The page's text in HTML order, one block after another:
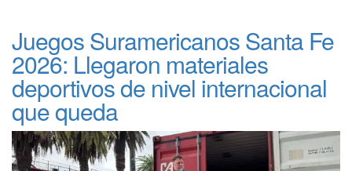
Juegos Suramericanos Santa Fe
2026: Llegaron materiales
deportivos de nivel internacional
que queda